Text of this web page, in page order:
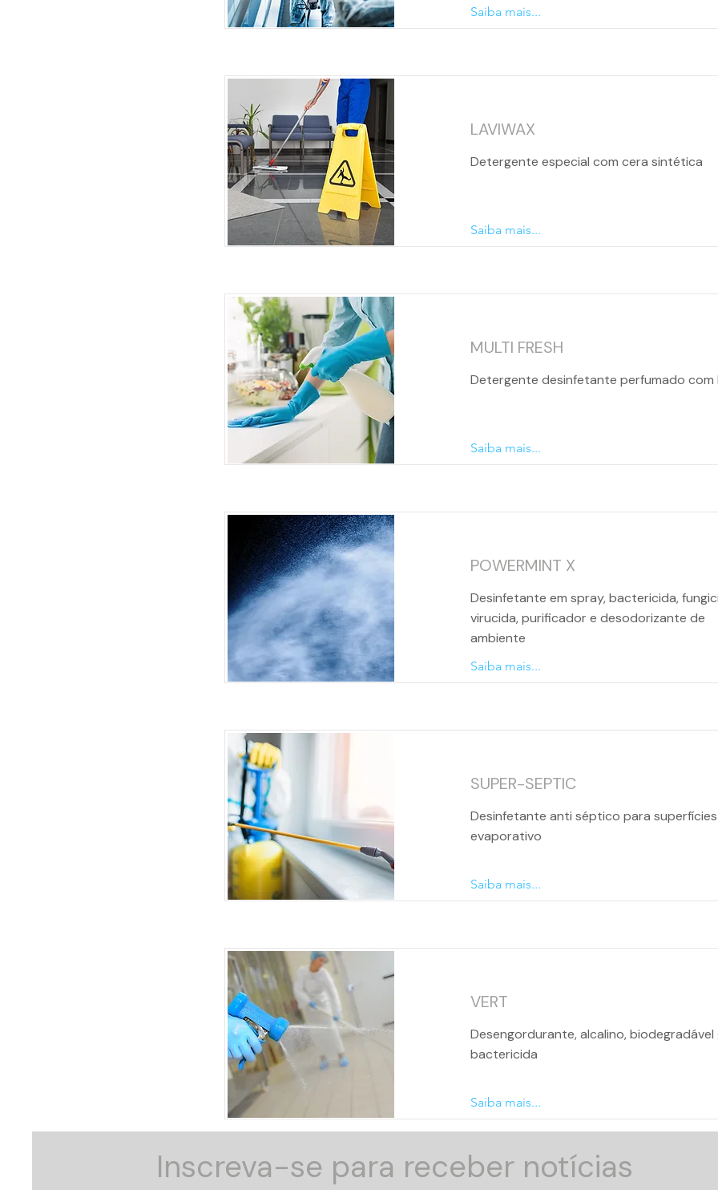
Saiba mais...
LAVIWAX
Detergente especial com cera sintética
Saiba mais...
MULTI FRESH
Detergente desinfetante perfumado
Saiba mais...
POWERMINT X
Desinfetante em spray, bactericida,
virucida, purificador e desodorizante de
ambiente
Saiba mais...
SUPER-SEPTIC
Desinfetante anti séptico para superfícies
evaporativo
Saiba mais...
VERT
Desengordurante, alcalino, biodegradável
bactericida
Saiba mais...
Inscreva-se para receber notícias